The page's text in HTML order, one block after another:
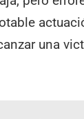
una